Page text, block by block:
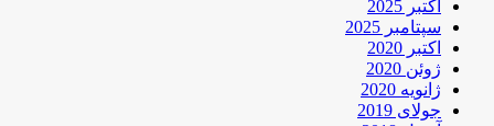
اکتبر 2025
سپتامبر 2025
اکتبر 2020
ژوئن 2020
ژانویه 2020
جولای 2019